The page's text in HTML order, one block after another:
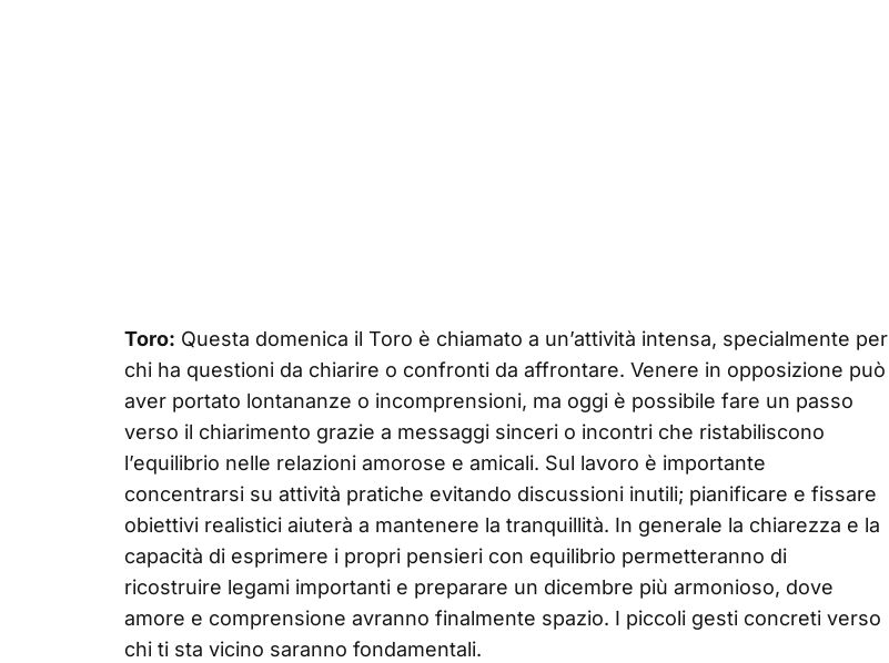
Toro: Questa domenica il Toro è chiamato a un’attività intensa, specialmente per
chi ha questioni da chiarire o confronti da affrontare. Venere in opposizione può
aver portato lontananze o incomprensioni, ma oggi è possibile fare un passo
verso il chiarimento grazie a messaggi sinceri o incontri che ristabiliscono
l’equilibrio nelle relazioni amorose e amicali. Sul lavoro è importante
concentrarsi su attività pratiche evitando discussioni inutili; pianificare e fissare
obiettivi realistici aiuterà a mantenere la tranquillità. In generale la chiarezza e la
capacità di esprimere i propri pensieri con equilibrio permetteranno di
ricostruire legami importanti e preparare un dicembre più armonioso, dove
amore e comprensione avranno finalmente spazio. I piccoli gesti concreti verso
chi ti sta vicino saranno fondamentali.